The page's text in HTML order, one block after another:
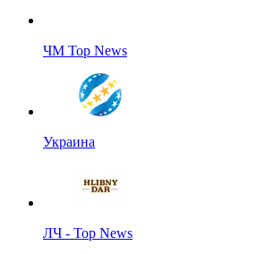
ЧМ Top News
Украина
ЛЧ - Top News